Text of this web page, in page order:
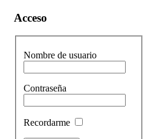
Acceso
Nombre de usuario
Contraseña
Recordarme